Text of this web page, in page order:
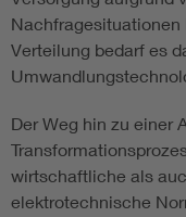
Nachfragesituationen
Verteilung bedarf es
Der Weg hin zu einer
wirtschaftliche als
elektrotechnische